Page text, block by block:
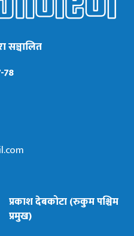
सञ्चालित
78
प्रकाश देबकोटा (रुकुम पश्चिम
प्रमुख)